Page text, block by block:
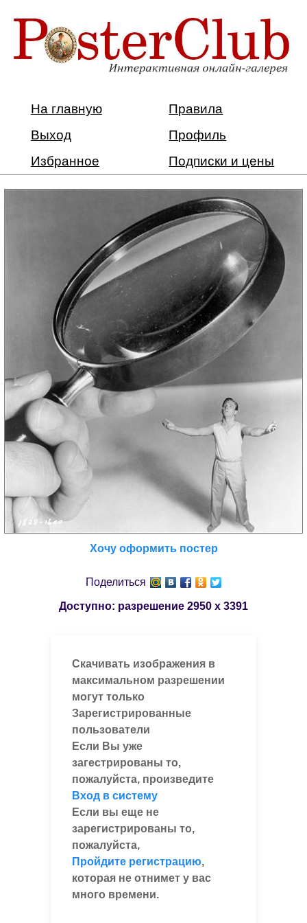
На главную
Правила
Выход
Профиль
Избранное
Подписки и цены
Хочу оформить постер
Поделиться
Доступно: разрешение 2950 x 3391
Скачивать изображения в
максимальном разрешении
могут только
Зарегистрированные
пользователи
Если Вы уже
загестрированы то,
пожалуйста, произведите
Вход в систему
Если вы еще не
зарегистрированы то,
пожалуйста,
Пройдите регистрацию,
которая не отнимет у вас
много времени.